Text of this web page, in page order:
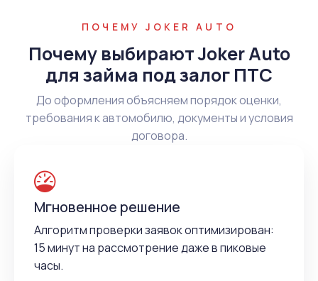
ПОЧЕМУ JOKER AUTO
Почему выбирают Joker Auto
для займа под залог ПТС
До оформления объясняем порядок оценки,
требования к автомобилю, документы и условия
договора.
Мгновенное решение
Алгоритм проверки заявок оптимизирован:
15 минут на рассмотрение даже в пиковые
часы.